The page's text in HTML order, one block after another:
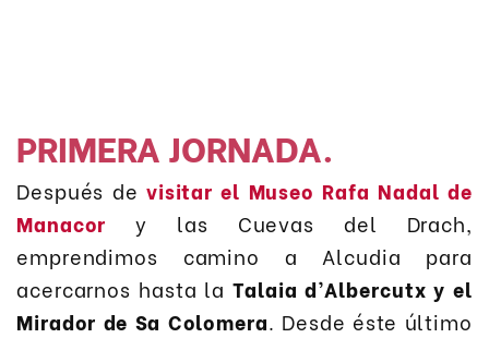
PRIMERA JORNADA.
Después de visitar el Museo Rafa Nadal de
Manacor y las Cuevas del Drach,
emprendimos camino a Alcudia para
acercarnos hasta laTalaia d’Albercutx y el
Mirador de Sa Colomera. Desde éste último